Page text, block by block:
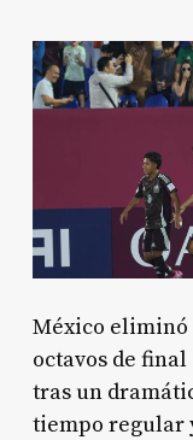
México eliminó
octavos de
tras un
tiempo regular